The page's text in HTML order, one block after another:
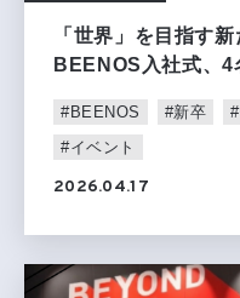
「世界」を目指す
BEENOS入社式、4
#BEENOS #新卒
#イベント
2026.04.17